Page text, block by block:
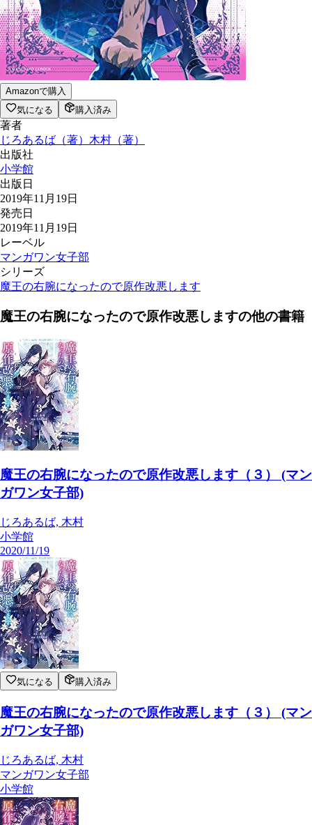
Amazonで購入
気になる
購入済み
著者
じろあるば （著） 木村 （著）
出版社
小学館
出版日
2019年11月19日
発売日
2019年11月19日
レーベル
マンガワン女子部
シリーズ
魔王の右腕になったので原作改悪します
魔王の右腕になったので原作改悪しますの他の書籍
魔王の右腕になったので原作改悪します（３） (マン
ガワン女子部)
じろあるば, 木村
小学館
2020/11/19
気になる 購入済み
魔王の右腕になったので原作改悪します（３） (マン
ガワン女子部)
じろあるば, 木村
マンガワン女子部
小学館